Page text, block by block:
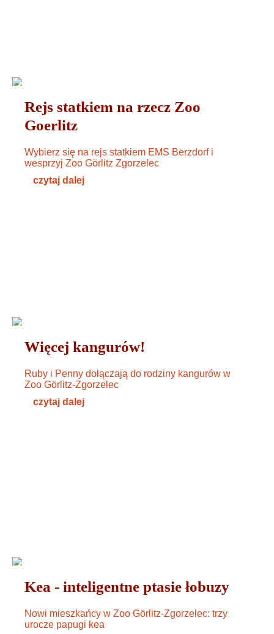
Rejs statkiem na rzecz Zoo
Goerlitz
Wybierz się na rejs statkiem EMS Berzdorf i
wesprzyj Zoo Görlitz Zgorzelec
czytaj dalej
Więcej kangurów!
Ruby i Penny dołączają do rodziny kangurów w
Zoo Görlitz-Zgorzelec
czytaj dalej
Kea - inteligentne ptasie łobuzy
Nowi mieszkańcy w Zoo Görlitz-Zgorzelec: trzy
urocze papugi kea